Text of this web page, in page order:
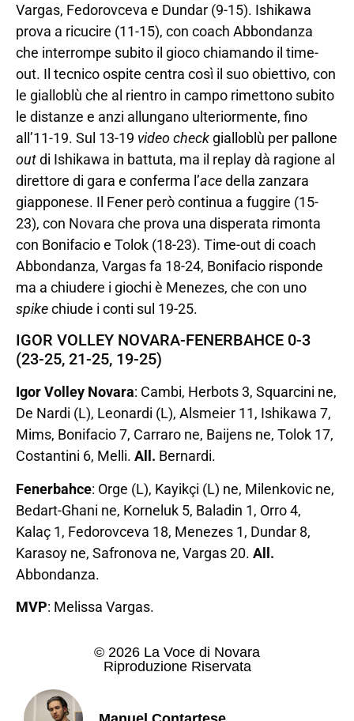
Vargas, Fedorovceva e Dundar (9-15). Ishikawa
prova a ricucire (11-15), con coach Abbondanza
che interrompe subito il gioco chiamando il time-
out. Il tecnico ospite centra così il suo obiettivo, con
le gialloblù che al rientro in campo rimettono subito
le distanze e anzi allungano ulteriormente, fino
all’11-19. Sul 13-19 video check gialloblù per pallone
outdi Ishikawa in battuta, ma il replay dà ragione al
direttore di gara e conferma l’acedella zanzara
giapponese. Il Fener però continua a fuggire (15-
23), con Novara che prova una disperata rimonta
con Bonifacio e Tolok (18-23). Time-out di coach
Abbondanza, Vargas fa 18-24, Bonifacio risponde
ma a chiudere i giochi è Menezes, che con uno
spikechiude i conti sul 19-25.
IGOR VOLLEY NOVARA-FENERBAHCE 0-3
(23-25, 21-25, 19-25)
Igor Volley Novara: Cambi, Herbots 3, Squarcini ne,
De Nardi (L), Leonardi (L), Alsmeier 11, Ishikawa 7,
Mims, Bonifacio 7, Carraro ne, Baijens ne, Tolok 17,
Costantini 6, Melli. All. Bernardi.
Fenerbahce: Orge (L), Kayikçi (L) ne, Milenkovic ne,
Bedart-Ghani ne, Korneluk 5, Baladin 1, Orro 4,
Kalaç 1, Fedorovceva 18, Menezes 1, Dundar 8,
Karasoy ne, Safronova ne, Vargas 20. All.
Abbondanza.
MVP: Melissa Vargas.
© 2026 La Voce di Novara
Riproduzione Riservata